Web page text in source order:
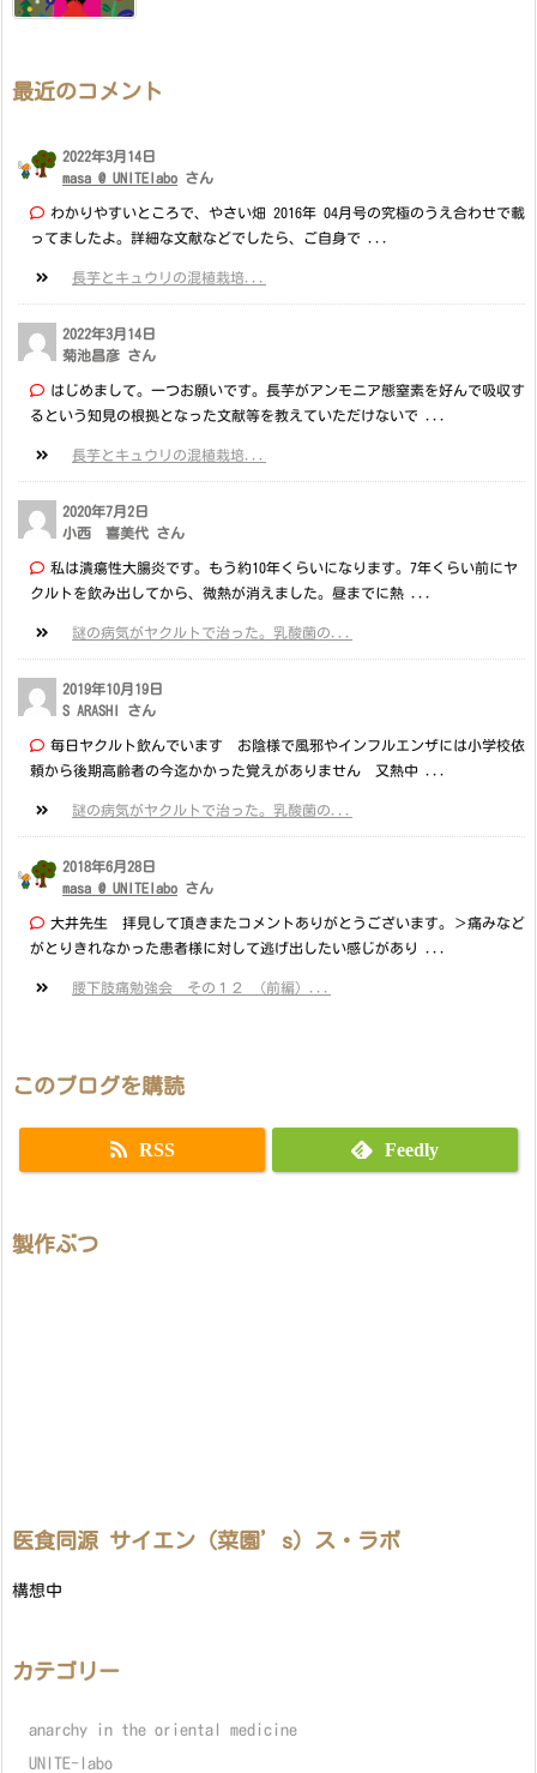
最近のコメント
2022年3月14日
masa @ UNITElabo さん
わかりやすいところで、やさい畑 2016年 04月号の究極のうえ合わせで載
ってましたよ。詳細な文献などでしたら、ご自身で ...
長芋とキュウリの混植栽培...
2022年3月14日
菊池昌彦 さん
はじめまして。一つお願いです。長芋がアンモニア態窒素を好んで吸収す
るという知見の根拠となった文献等を教えていただけないで ...
長芋とキュウリの混植栽培...
2020年7月2日
小西 喜美代 さん
私は潰瘍性大腸炎です。もう約10年くらいになります。7年くらい前にヤ
クルトを飲み出してから、微熱が消えました。昼までに熱 ...
謎の病気がヤクルトで治った。乳酸菌の...
2019年10月19日
S ARASHI さん
毎日ヤクルト飲んでいます お陰様で風邪やインフルエンザには小学校依
頼から後期高齢者の今迄かかった覚えがありません 又熱中 ...
謎の病気がヤクルトで治った。乳酸菌の...
2018年6月28日
masa @ UNITElabo さん
大井先生 拝見して頂きまたコメントありがとうございます。＞痛みなど
がとりきれなかった患者様に対して逃げ出したい感じがあり ...
腰下肢痛勉強会 その１２ （前編）...
このブログを購読
RSS Feedly
製作ぶつ
医食同源 サイエン（菜園’s）ス・ラボ
構想中
カテゴリー
anarchy in the oriental medicine
UNITE-labo